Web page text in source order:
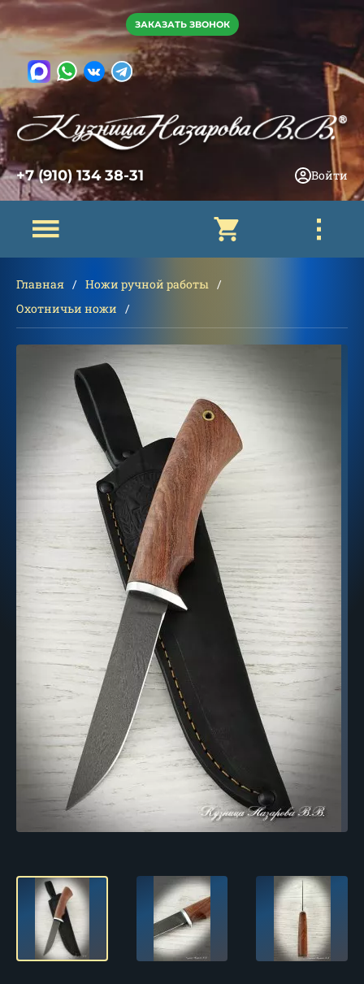
ЗАКАЗАТЬ ЗВОНОК
+7 (910) 134 38-31 Войти
Главная
Ножи ручной работы
Охотничьи ножи